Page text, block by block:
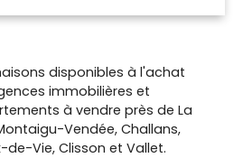
disponibles à l'achat
immobilières et
à vendre près de La
Vendée, Challans,
de-Vie, Clisson et Vallet.